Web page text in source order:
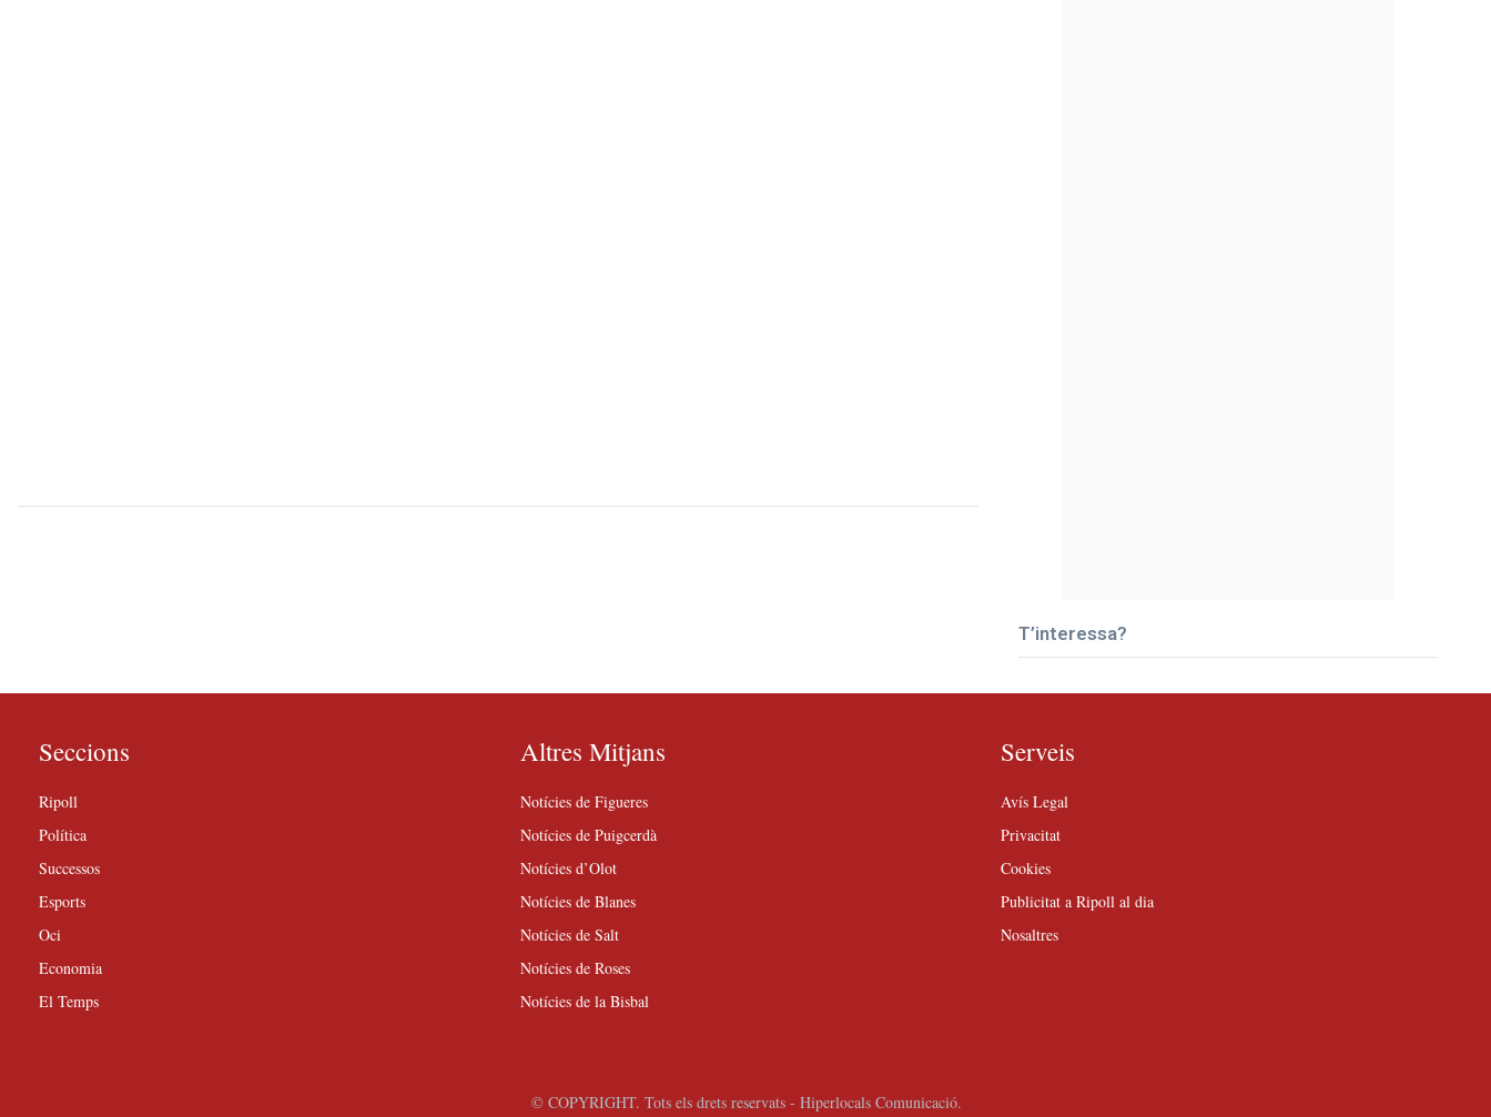
T’interessa?
Seccions
Ripoll
Política
Successos
Esports
Oci
Economia
El Temps
Altres Mitjans
Notícies de Figueres
Notícies de Puigcerdà
Notícies d’Olot
Notícies de Blanes
Notícies de Salt
Notícies de Roses
Notícies de la Bisbal
Serveis
Avís Legal
Privacitat
Cookies
Publicitat a Ripoll al dia
Nosaltres
© COPYRIGHT. Tots els drets reservats - Hiperlocals Comunicació.